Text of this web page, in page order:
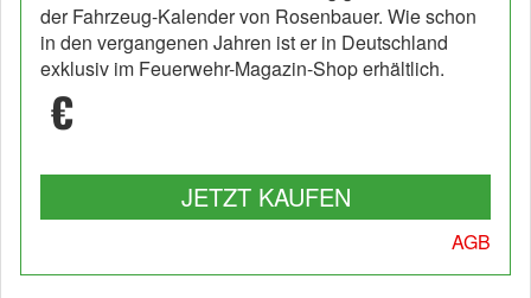
der Fahrzeug-Kalender von Rosenbauer. Wie schon
in den vergangenen Jahren ist er in Deutschland
exklusiv im Feuerwehr-Magazin-Shop erhältlich.
€
JETZT KAUFEN
AGB